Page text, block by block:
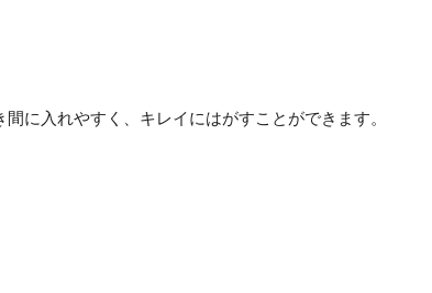
に入れやすく、キレイにはがすことができます。